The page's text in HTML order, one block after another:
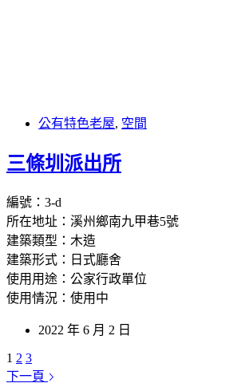
公有特色老屋, 空間
三條圳派出所
編號：3-d
所在地址：溪州鄉南九甲巷5號
建築類型：木造
建築形式：日式廳舍
使用用途：公家行政單位
使用情況：使用中
2022 年 6 月 2 日
1 2 3
下一頁